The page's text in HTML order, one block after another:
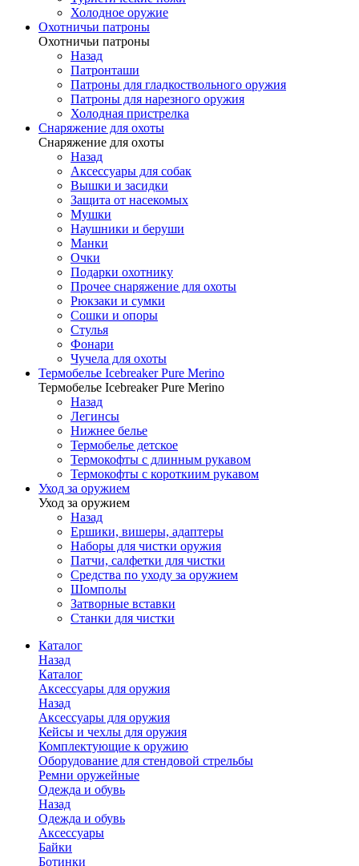
Холодное оружие
Охотничьи патроны
Охотничьи патроны
Назад
Патронташи
Патроны для гладкоствольного оружия
Патроны для нарезного оружия
Холодная пристрелка
Снаряжение для охоты
Снаряжение для охоты
Назад
Аксессуары для собак
Вышки и засидки
Защита от насекомых
Мушки
Наушники и беруши
Манки
Очки
Подарки охотнику
Прочее снаряжение для охоты
Рюкзаки и сумки
Сошки и опоры
Стулья
Фонари
Чучела для охоты
Термобелье Icebreaker Pure Merino
Термобелье Icebreaker Pure Merino
Назад
Легинсы
Нижнее белье
Термобелье детское
Термокофты с длинным рукавом
Термокофты с короткиим рукавом
Уход за оружием
Уход за оружием
Назад
Ершики, вишеры, адаптеры
Наборы для чистки оружия
Патчи, салфетки для чистки
Средства по уходу за оружием
Шомполы
Затворные вставки
Станки для чистки
Каталог
Назад
Каталог
Аксессуары для оружия
Назад
Аксессуары для оружия
Кейсы и чехлы для оружия
Комплектующие к оружию
Оборудование для стендовой стрельбы
Ремни оружейные
Одежда и обувь
Назад
Одежда и обувь
Аксессуары
Байки
Ботинки